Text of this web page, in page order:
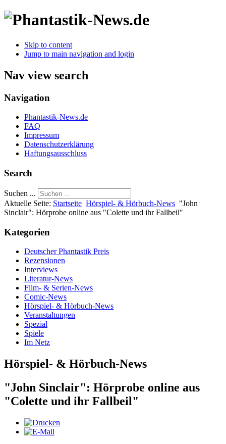
Skip to content
Jump to main navigation and login
Nav view search
Navigation
Phantastik-News.de
FAQ
Impressum
Datenschutzerklärung
Haftungsausschluss
Search
Suchen ...
Aktuelle Seite: Startseite Hörspiel- & Hörbuch-News "John
Sinclair": Hörprobe online aus "Colette und ihr Fallbeil"
Kategorien
Deutscher Phantastik Preis
Rezensionen
Interviews
Literatur-News
Film- & Serien-News
Comic-News
Hörspiel- & Hörbuch-News
Veranstaltungen
Spezial
Spiele
Im Netz
Hörspiel- & Hörbuch-News
"John Sinclair": Hörprobe online aus
"Colette und ihr Fallbeil"